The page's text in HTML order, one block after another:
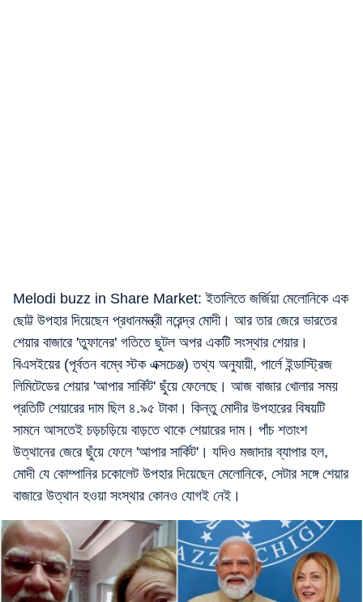
Melodi buzz in Share Market: ইতালিতে জর্জিয়া মেলোনিকে এক
ছোট্ট উপহার দিয়েছেন প্রধানমন্ত্রী নরেন্দ্র মোদী। আর তার জেরে ভারতের
শেয়ার বাজারে 'তুফানের' গতিতে ছুটল অপর একটি সংস্থার শেয়ার।
বিএসইয়ের (পূর্বতন বম্বে স্টক এক্সচেঞ্জ) তথ্য অনুযায়ী, পার্লে ইন্ডাস্ট্রিজ
লিমিটেডের শেয়ার 'আপার সার্কিট' ছুঁয়ে ফেলেছে। আজ বাজার খোলার সময়
প্রতিটি শেয়ারের দাম ছিল ৪.৯৫ টাকা। কিন্তু মোদীর উপহারের বিষয়টি
সামনে আসতেই চড়চড়িয়ে বাড়তে থাকে শেয়ারের দাম। পাঁচ শতাংশ
উত্থানের জেরে ছুঁয়ে ফেলে 'আপার সার্কিট'। যদিও মজাদার ব্যাপার হল,
মোদী যে কোম্পানির চকোলেট উপহার দিয়েছেন মেলোনিকে, সেটার সঙ্গে শেয়ার
বাজারে উত্থান হওয়া সংস্থার কোনও যোগই নেই।